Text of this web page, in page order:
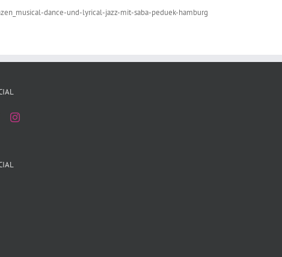
dance-und-lyrical-jazz-mit-saba-peduek-hamburg